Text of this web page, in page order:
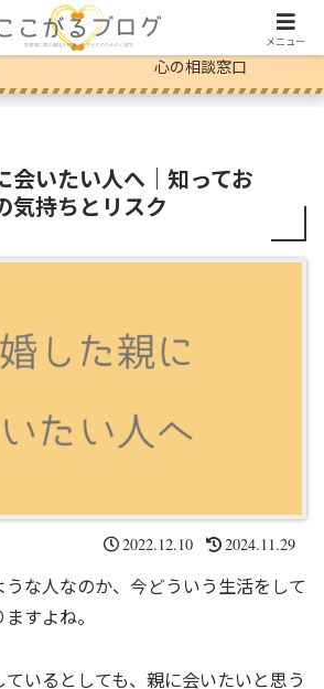
心の相談窓口
会いたい人へ｜知ってお
気持ちとリスク
2022.12.10 2024.11.29
な人なのか、今どういう生活をして
すよね。
いるとしても、親に会いたいと思う
メニュー